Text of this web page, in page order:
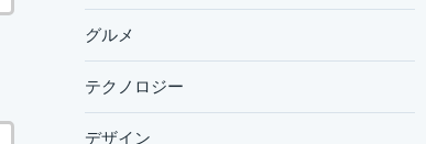
グルメ
テクノロジー
デザイン